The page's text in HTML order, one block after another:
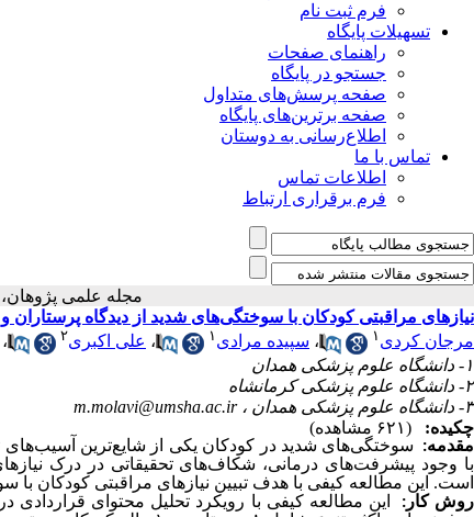
فرم ثبت نام
تسهیلات پایگاه
راهنمای صفحات
جستجو در پایگاه
صفحه پرسش‌های متداول
صفحه برترین‌های پایگاه
اطلاع‌رسانی به دوستان
تماس با ما
اطلاعات تماس
فرم برقراری ارتباط
مجله علمی
نیازهای مراقبتی کودکان با سوختگی‌های شدید از دیدگاه
مرجان کردی ۱ ، سپیده مرادی ۱ ، علی اکبری۲ ،
۱- دانشگاه علوم پزشکی همدان
۲- دانشگاه علوم پزشکی کرمانشاه
۳- دانشگاه علوم پزشکی همدان ،
m.molavi@umsha.ac.ir
چکیده:
(۶۲۱ مشاهده)
مقدمه:
سوختگی‌های شدید در کودکان یکی از شایع‌ترین
با وجود پیشرفت‌های درمانی، شکاف‌های تحقیقاتی در درک
است. این مطالعه کیفی با هدف تبیین نیازهای مراقبتی کودکان با
روش کار: